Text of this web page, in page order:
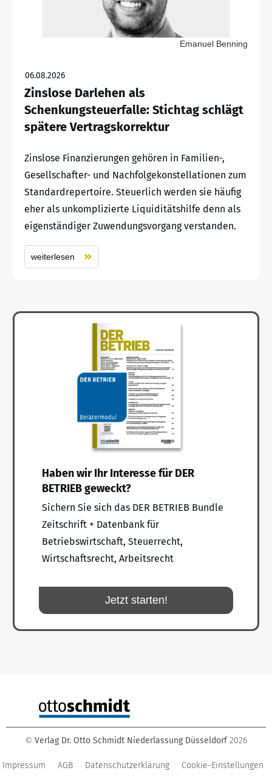
Emanuel Benning
06.08.2026
Zinslose Darlehen als
Schenkungsteuerfalle: Stichtag schlägt
spätere Vertragskorrektur
Zinslose Finanzierungen gehören in Familien-,
Gesellschafter- und Nachfolgekonstellationen zum
Standardrepertoire. Steuerlich werden sie häufig
eher als unkomplizierte Liquiditätshilfe denn als
eigenständiger Zuwendungsvorgang verstanden.
weiterlesen
Haben wir Ihr Interesse für DER
BETRIEB geweckt?
Sichern Sie sich das DER BETRIEB Bundle
Zeitschrift + Datenbank für
Betriebswirtschaft, Steuerrecht,
Wirtschaftsrecht, Arbeitsrecht
Jetzt starten!
© Verlag Dr. Otto Schmidt Niederlassung Düsseldorf 2026
Impressum AGB Datenschutzerklärung Cookie-Einstellungen